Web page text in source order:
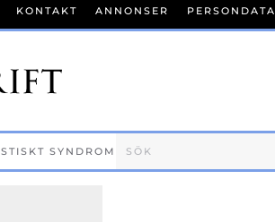
SYNDROM
KONTAKT ANNONSER PERSONDATA